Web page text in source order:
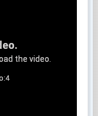
the video.